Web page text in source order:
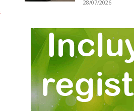
28/07/2026